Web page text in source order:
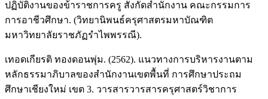
ปฏิบัติงานของข้าราชการครู สังกัดสำนักงาน คณะกรรมการ
การอาชีวศึกษา. (วิทยานิพนธ์ครุศาสตรมหาบัณฑิต
มหาวิทยาลัยราชภัฏรำไพพรรณี).
เทอดเกียรติ ทองดอนพุ่ม. (2562). แนวทางการบริหารงานตาม
หลักธรรมาภิบาลของสำนักงานเขตพื้นที่ การศึกษาประถม
ศึกษาเชียงใหม่ เขต 3. วารสารวารสารครุศาสตร์วิชาการ